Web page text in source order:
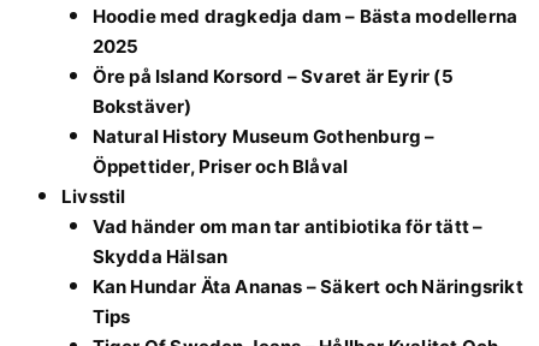
Hoodie med dragkedja dam – Bästa modellerna
2025
Öre på Island Korsord – Svaret är Eyrir (5
Bokstäver)
Natural History Museum Gothenburg –
Öppettider, Priser och Blåval
Livsstil
Vad händer om man tar antibiotika för tätt –
Skydda Hälsan
Kan Hundar Äta Ananas – Säkert och Näringsrikt
Tips